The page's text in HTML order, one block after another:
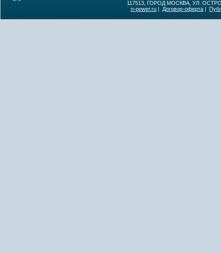
117513, ГОРОД МОСКВА, УЛ.
n-power.ru | Договор-оферта |